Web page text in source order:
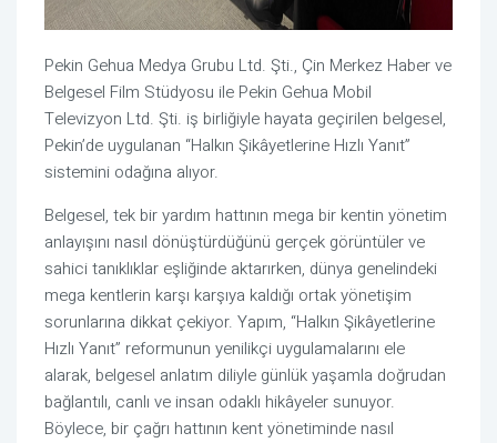
Pekin Gehua Medya Grubu Ltd. Şti., Çin Merkez Haber ve
Belgesel Film Stüdyosu ile Pekin Gehua Mobil
Televizyon Ltd. Şti. iş birliğiyle hayata geçirilen belgesel,
Pekin’de uygulanan “Halkın Şikâyetlerine Hızlı Yanıt”
sistemini odağına alıyor.
Belgesel, tek bir yardım hattının mega bir kentin yönetim
anlayışını nasıl dönüştürdüğünü gerçek görüntüler ve
sahici tanıklıklar eşliğinde aktarırken, dünya genelindeki
mega kentlerin karşı karşıya kaldığı ortak yönetişim
sorunlarına dikkat çekiyor. Yapım, “Halkın Şikâyetlerine
Hızlı Yanıt” reformunun yenilikçi uygulamalarını ele
alarak, belgesel anlatım diliyle günlük yaşamla doğrudan
bağlantılı, canlı ve insan odaklı hikâyeler sunuyor.
Böylece, bir çağrı hattının kent yönetiminde nasıl